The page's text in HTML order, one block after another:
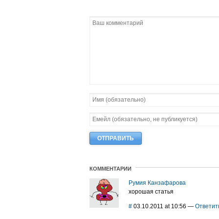
КОММЕНТАРИИ
Румия Канзафарова
хорошая статья
# 03.10.2011 at 10:56 —